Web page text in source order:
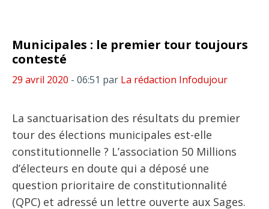
Municipales : le premier tour toujours
contesté
29 avril 2020 - 06:51 par La rédaction Infodujour
La sanctuarisation des résultats du premier
tour des élections municipales est-elle
constitutionnelle ? L’association 50 Millions
d’électeurs en doute qui a déposé une
question prioritaire de constitutionnalité
(QPC) et adressé un lettre ouverte aux Sages.